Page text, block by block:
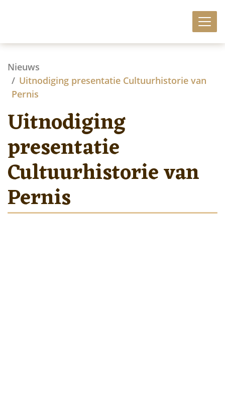
Nieuws
Uitnodiging presentatie Cultuurhistorie van
Pernis
Uitnodiging
presentatie
Cultuurhistorie van
Pernis